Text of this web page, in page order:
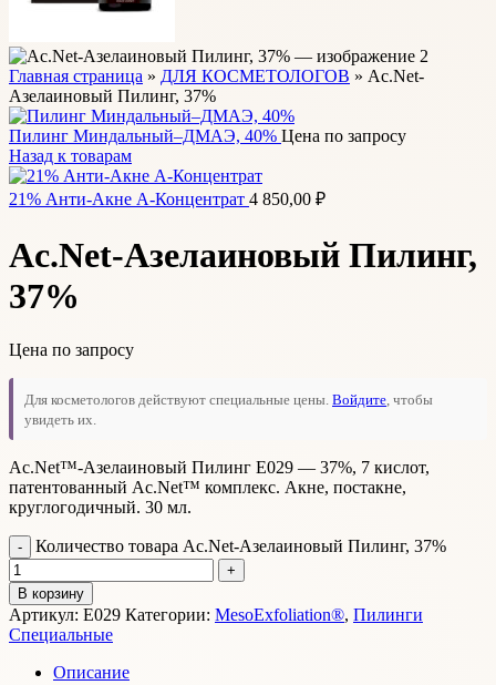
Главная страница » ДЛЯ КОСМЕТОЛОГОВ » Аc.Net-
Азелаиновый Пилинг, 37%
Пилинг Миндальный–ДМАЭ, 40% Цена по запросу
Назад к товарам
21% Анти-Акне А-Концентрат 4 850,00 ₽
Аc.Net-Азелаиновый Пилинг,
37%
Цена по запросу
Для косметологов действуют специальные цены. Войдите, чтобы
увидеть их.
Ac.Net™-Азелаиновый Пилинг E029 — 37%, 7 кислот,
патентованный Ac.Net™ комплекс. Акне, постакне,
круглогодичный. 30 мл.
Количество товара Аc.Net-Азелаиновый Пилинг, 37%
В корзину
Артикул: Е029 Категории: MesoExfoliation®, Пилинги
Специальные
Описание